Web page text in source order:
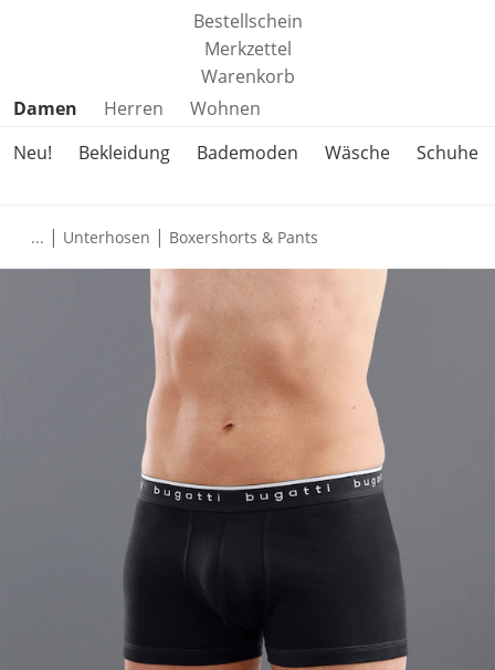
Bestellschein
Merkzettel
Warenkorb
Produktkategorien überspringen
Damen Herren
Wohnen
Neu!
Bekleidung Bademoden Wäsche Schuhe
... | Unterhosen | Boxershorts & Pants